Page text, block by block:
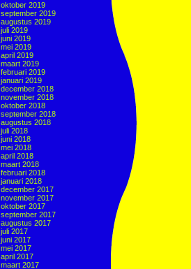
oktober 2019
september 2019
augustus 2019
juli 2019
juni 2019
mei 2019
april 2019
maart 2019
februari 2019
januari 2019
december 2018
november 2018
oktober 2018
september 2018
augustus 2018
juli 2018
juni 2018
mei 2018
april 2018
maart 2018
februari 2018
januari 2018
december 2017
november 2017
oktober 2017
september 2017
augustus 2017
juli 2017
juni 2017
mei 2017
april 2017
maart 2017